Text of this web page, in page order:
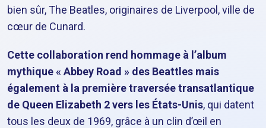
bien sûr, The Beatles, originaires de Liverpool, ville de
cœur de Cunard.
Cette collaboration rend hommage à l’album
mythique « Abbey Road » des Beattles mais
également à la première traversée transatlantique
de Queen Elizabeth 2 vers les États-Unis, qui datent
tous les deux de 1969, grâce à un clin d’œil en